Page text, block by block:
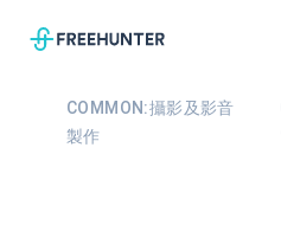
COMMON:攝影及影音
製作